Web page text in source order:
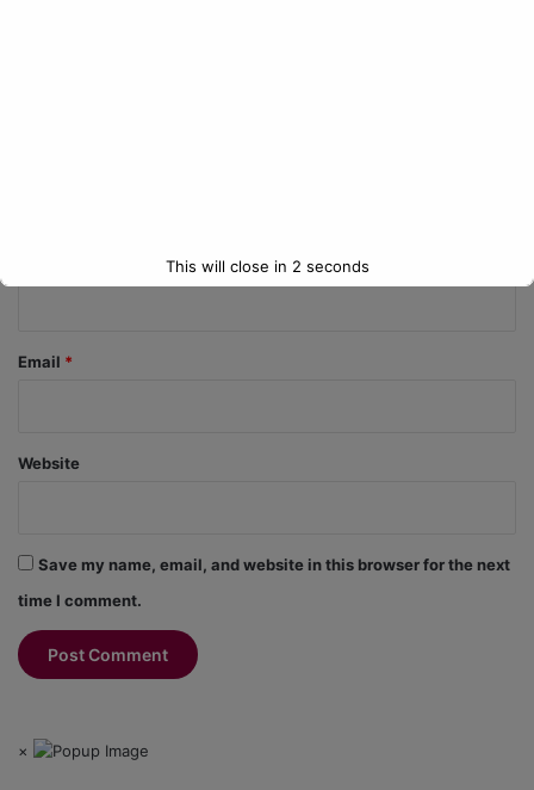
Email *
Website
Save my name, email, and website in this browser for the next
time I comment.
×
This will close in 1seconds